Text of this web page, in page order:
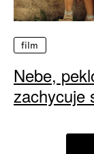
film
Nebe,
zachycuje